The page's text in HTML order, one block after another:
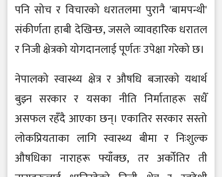
पनि सोच र विचारको धरातलमा पुरानै 'बामपन्थी'
संकीर्णता हाबी देखिन्छ, जसले व्यावहारिक धरातल
र निजी क्षेत्रको योगदानलाई पूर्णतः उपेक्षा गरेको छ।
नेपालको स्वास्थ्य क्षेत्र र औषधि बजारको यथार्थ
बुझ्न सरकार र यसका नीति निर्माताहरू सधैँ
असफल रहँदै आएका छन्। एकातिर सरकार सस्तो
लोकप्रियताका लागि स्वास्थ्य बीमा र निःशुल्क
औषधिका नाराहरू फ्याँक्छ, तर अर्कोतिर ती